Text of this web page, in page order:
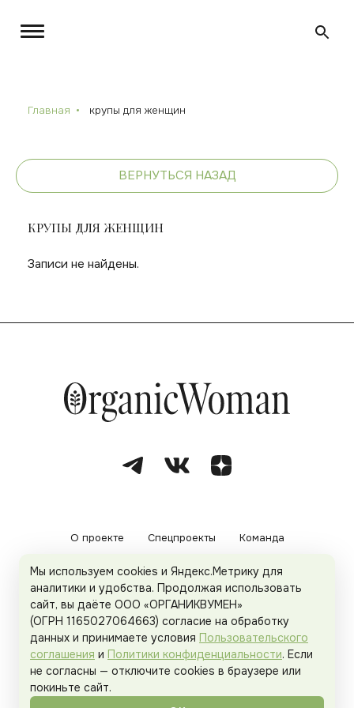
Главная крупы для женщин
ВЕРНУТЬСЯ НАЗАД
КРУПЫ ДЛЯ ЖЕНЩИН
Записи не найдены.
О проекте Спецпроекты Команда
Рекламодателям Политика конфиденциальности
Пользовательское соглашение
Organicwoman.ru . Все права защищены.
Мы используем cookies и Яндекс.Метрику для
аналитики и удобства. Продолжая использовать
сайт, вы даёте ООО «ОРГАНИКВУМЕН»
(ОГРН 1165027064663) согласие на обработку
данных и принимаете условия Пользовательского
соглашения и Политики конфиденциальности. Если
не согласны — отключите cookies в браузере или
покиньте сайт.